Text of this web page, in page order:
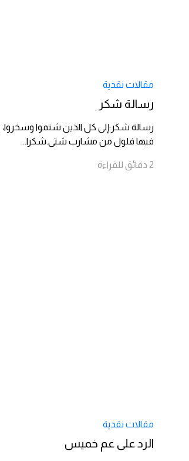
مقالات نقدية
رسالة شكر
رسالة شكر:إلى كل الذين شتموا وسخروا،
فيها فلول من مشارب شتى.شكرا...
2 دقائق للقراءة
مقالات نقدية
الرد على عم خميس